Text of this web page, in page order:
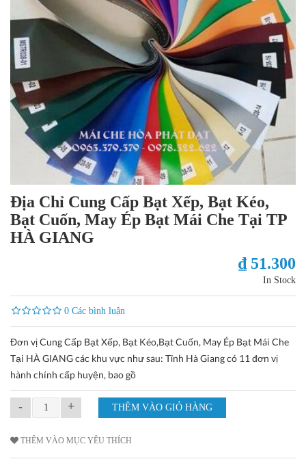
Địa Chỉ Cung Cấp Bạt Xếp, Bạt Kéo,
Bạt Cuốn, May Ép Bạt Mái Che Tại TP
HÀ GIANG
₫ 51.300
In Stock
0 Các bình luận
Đơn vị Cung Cấp Bạt Xếp, Bạt Kéo,Bạt Cuốn, May Ép Bạt Mái Che
Tại HÀ GIANG các khu vực như sau: Tỉnh Hà Giang có 11 đơn vị
hành chính cấp huyện, bao gồ
- +
THÊM VÀO MỤC YÊU THÍCH